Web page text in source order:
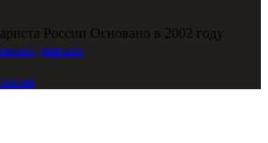
России Основано в 2002 году
данных